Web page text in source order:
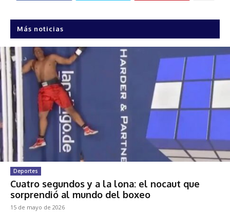
Más noticias
Deportes
Cuatro segundos y a la lona: el nocaut que
sorprendió al mundo del boxeo
15 de mayo de 2026